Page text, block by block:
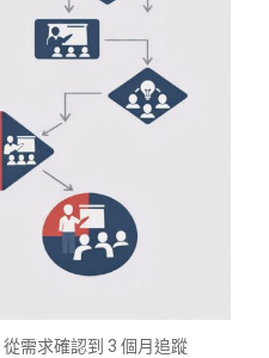
需求確認到 3 個月追蹤